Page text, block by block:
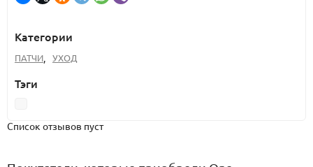
Категории
ПАТЧИ, УХОД
Тэги
Список отзывов пуст